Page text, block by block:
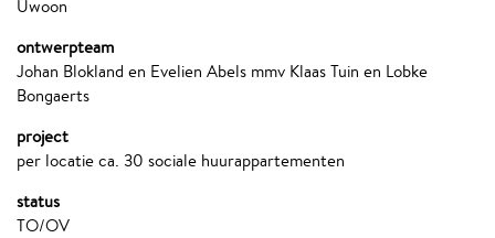
Uwoon
ontwerpteam
Johan Blokland en Evelien Abels mmv Klaas Tuin en Lobke
Bongaerts
project
per locatie ca. 30 sociale huurappartementen
status
TO/OV